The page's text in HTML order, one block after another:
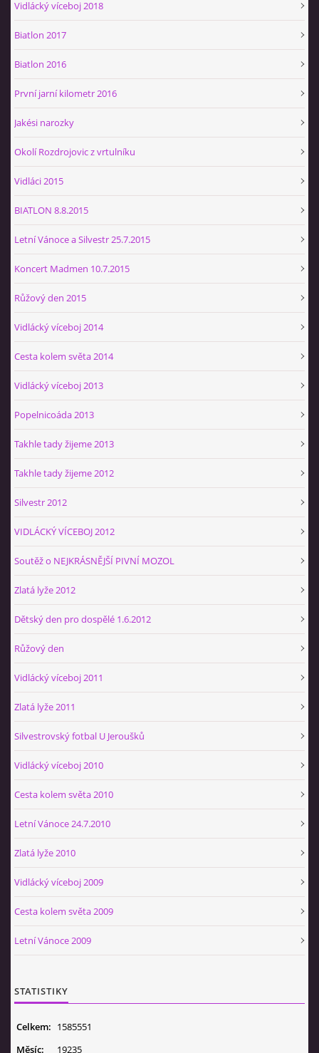
Vidlácký víceboj 2018
Biatlon 2017
Biatlon 2016
První jarní kilometr 2016
Jakési narozky
Okolí Rozdrojovic z vrtulníku
Vidláci 2015
BIATLON 8.8.2015
Letní Vánoce a Silvestr 25.7.2015
Koncert Madmen 10.7.2015
Růžový den 2015
Vidlácký víceboj 2014
Cesta kolem světa 2014
Vidlácký víceboj 2013
Popelnicoáda 2013
Takhle tady žijeme 2013
Takhle tady žijeme 2012
Silvestr 2012
VIDLÁCKÝ VÍCEBOJ 2012
Soutěž o NEJKRÁSNĚJŠÍ PIVNÍ MOZOL
Zlatá lyže 2012
Dětský den pro dospělé 1.6.2012
Růžový den
Vidlácký víceboj 2011
Zlatá lyže 2011
Silvestrovský fotbal U Jeroušků
Vidlácký víceboj 2010
Cesta kolem světa 2010
Letní Vánoce 24.7.2010
Zlatá lyže 2010
Vidlácký víceboj 2009
Cesta kolem světa 2009
Letní Vánoce 2009
STATISTIKY
Celkem: 1585551
Měsíc:
19235